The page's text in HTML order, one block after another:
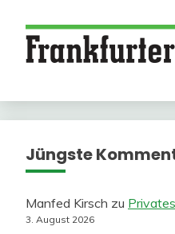
Jüngste
Manfed Kirsch zu
3. August 2026